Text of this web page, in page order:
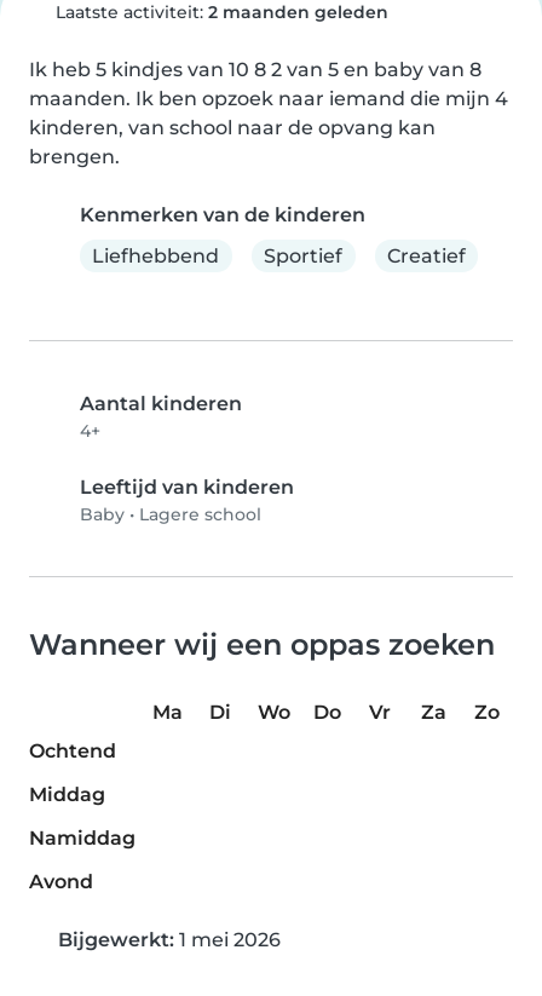
Laatste activiteit: 2 maanden geleden
Ik heb 5 kindjes van 10 8 2 van 5 en baby van 8
maanden. Ik ben opzoek naar iemand die mijn 4
kinderen, van school naar de opvang kan
brengen.
Kenmerken van de kinderen
Liefhebbend
Sportief Creatief
Aantal kinderen
4+
Leeftijd van kinderen
Baby • Lagere school
Wanneer wij een oppas zoeken
Ma Di Wo Do Vr Za
Zo
Ochtend
Middag
Namiddag
Avond
Bijgewerkt: 1 mei 2026